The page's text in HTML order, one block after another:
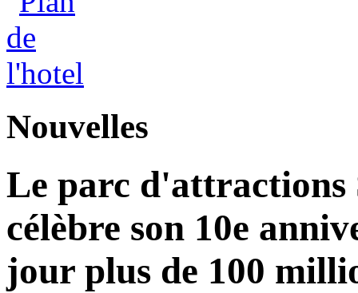
Nouvelles
Le parc d'attractions
célèbre son 10e
jour plus de 100